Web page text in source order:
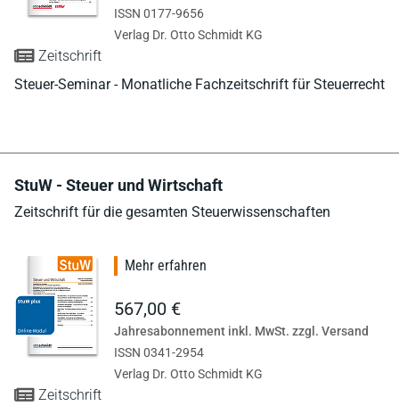
Zeitschrift
Steuer-Seminar - Monatliche Fachzeitschrift für Steuerrecht
ISSN 0177-9656
Verlag Dr. Otto Schmidt KG
StuW - Steuer und Wirtschaft
Zeitschrift für die gesamten Steuerwissenschaften
Zeitschrift
Mehr erfahren
567,00 €
Jahresabonnement inkl. MwSt. zzgl. Versand
ISSN 0341-2954
Verlag Dr. Otto Schmidt KG